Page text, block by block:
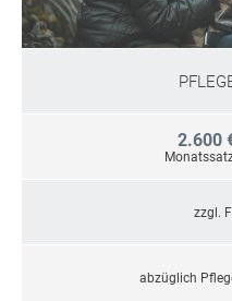
2.600
zzgl.
abzüglich